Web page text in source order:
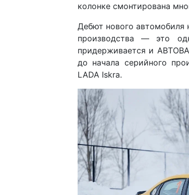
колонке смонтирована
Дебют нового автомобиля
производства — это
придерживается и
до начала серийного
LADA Iskra.